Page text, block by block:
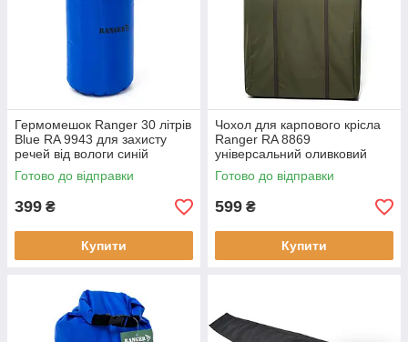
Гермомешок Ranger 30 літрів
Blue RA 9943 для захисту
речей від вологи синій
68х30х30 см легкий 0.3 кг
поліестер 210Т
Готово до відправки
399 ₴
Купити
Чохол для карпового крісла
Ranger RA 8869
універсальний оливковий
Oxford 600D з плечовим
ременем 70x75x25 см 1 кг
Готово до відправки
599 ₴
Купити